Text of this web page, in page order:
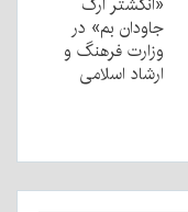
جاودان بم» در
وزارت فرهنگ و
ارشاد اسلامی